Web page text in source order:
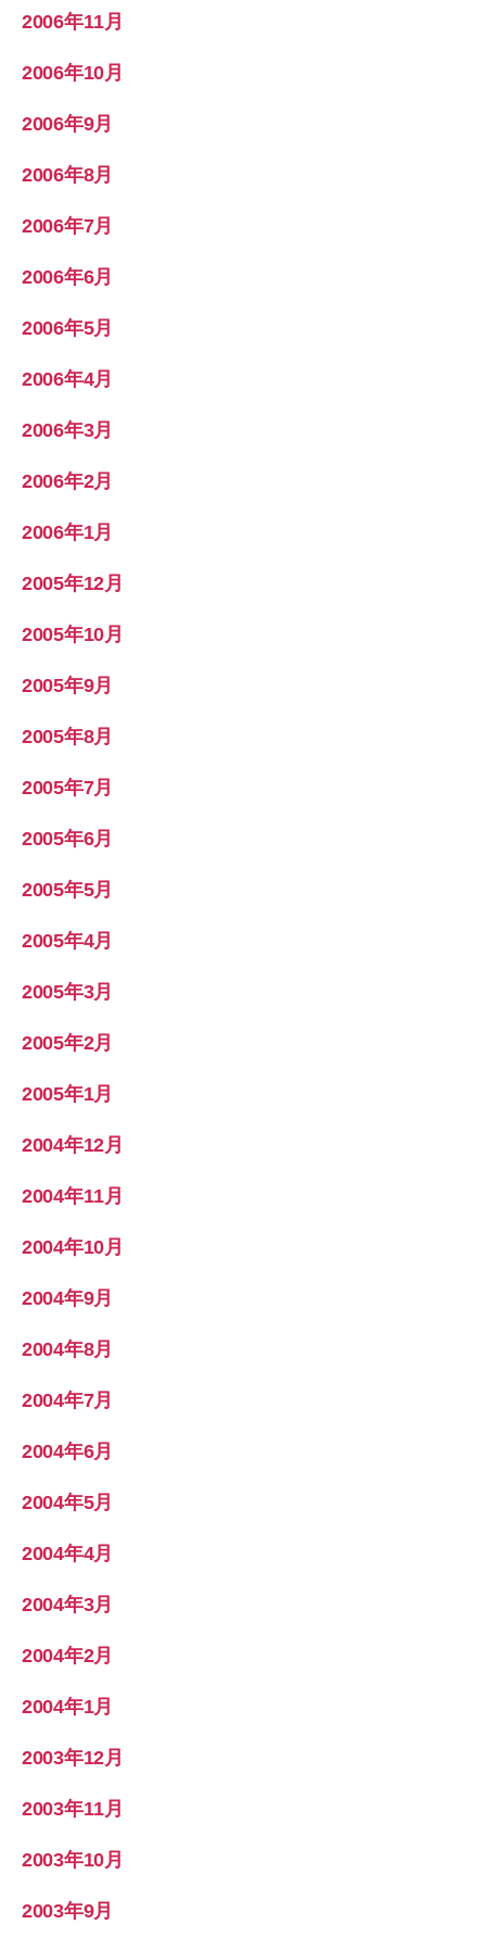
2006年11月
2006年10月
2006年9月
2006年8月
2006年7月
2006年6月
2006年5月
2006年4月
2006年3月
2006年2月
2006年1月
2005年12月
2005年10月
2005年9月
2005年8月
2005年7月
2005年6月
2005年5月
2005年4月
2005年3月
2005年2月
2005年1月
2004年12月
2004年11月
2004年10月
2004年9月
2004年8月
2004年7月
2004年6月
2004年5月
2004年4月
2004年3月
2004年2月
2004年1月
2003年12月
2003年11月
2003年10月
2003年9月